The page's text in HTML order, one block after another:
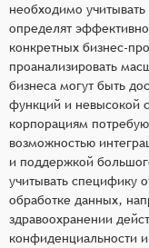
необходимо
определят
конкретных бизнес-
проанализировать
бизнеса могут быть
функций и невысокой
корпорациям
возможностью
и поддержкой
учитывать специфику
обработке данных,
здравоохранении
конфиденциальности